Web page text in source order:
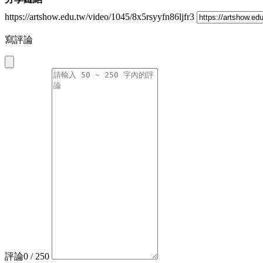
https://artshow.edu.tw/video/1045/8x5rsyyfn86ljfr3
寫評論
評論0 / 250